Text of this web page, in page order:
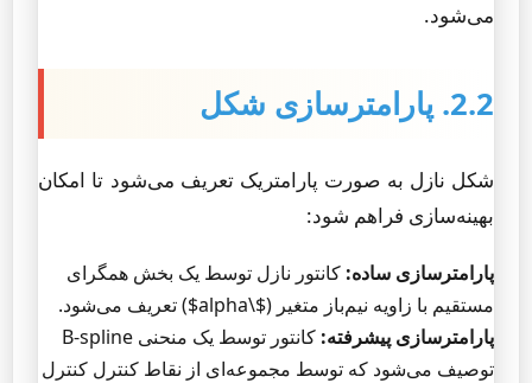
می‌شود.
2.2. پارامترسازی شکل
شکل نازل به صورت پارامتریک تعریف می‌شود تا امکان
بهینه‌سازی فراهم شود:
پارامترسازی ساده: کانتور نازل توسط یک بخش همگرای
مستقیم با زاویه نیم‌باز متغیر ($\alpha$) تعریف می‌شود.
پارامترسازی پیشرفته:
کانتور توسط یک منحنی B-spline
توصیف می‌شود که توسط مجموعه‌ای از نقاط کنترل کنترل